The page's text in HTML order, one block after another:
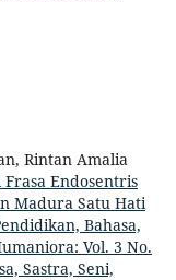
Rintan Amalia
Frasa Endosentris
Madura Satu Hati
Bahasa,
Vol. 3 No.
Sastra, Seni,